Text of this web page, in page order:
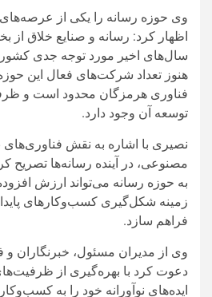
فناوری و تقویت اقتصاد رسانه را
همایش «رسانه و روابط عمومی
برگزار می‌شود
رییس شورای هماهنگی روابط
برنامه‌ریزی برای برگزاری همایش
هوشمند؛ فناوری» خبر داد و گفت:
معرفی ظرفیت‌های پارک علم و
میان رسانه‌ها، روابط عمومی‌ها و
برگزار خواهد شد.
مهدی عباسی
کارفرمایی مطبوعات و رسانه‌ های
فرهنگ و ارشاد اسلامی، شورای
علم و فناوری برگزار می‌شود و هدف